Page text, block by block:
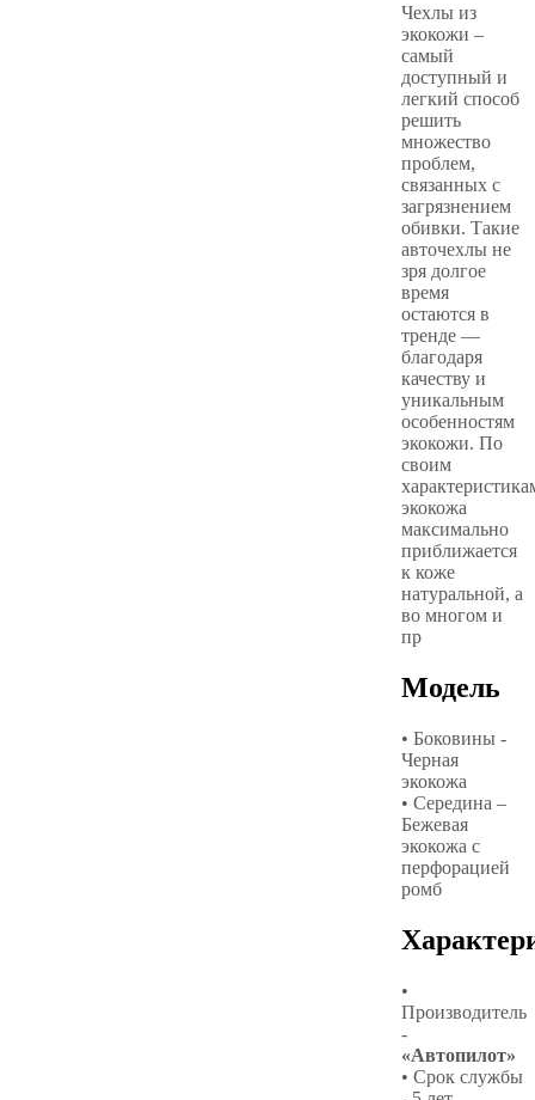
Чехлы из
экокожи –
самый
доступный и
легкий способ
решить
множество
проблем,
связанных с
загрязнением
обивки. Такие
авточехлы не
зря долгое
время
остаются в
тренде —
благодаря
качеству и
уникальным
особенностям
экокожи. По
своим
экокожа
максимально
приближается
к коже
натуральной, а
во многом и
пр
Модель
• Боковины -
Черная
экокожа
• Середина –
Бежевая
экокожа с
перфорацией
ромб
•
Производитель
-
«Автопилот»
• Срок службы